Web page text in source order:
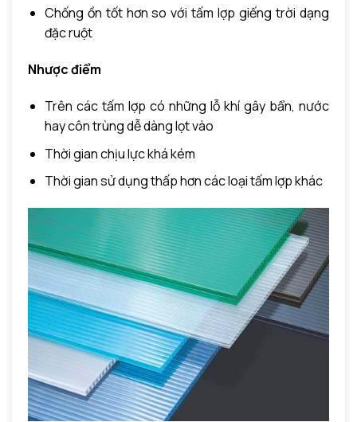
Chống ồn tốt hơn so với tấm lợp giếng trời dạng
đặc ruột
Nhược điểm
Trên các tấm lợp có những lỗ khí gây bẩn, nước
hay côn trùng dễ dàng lọt vào
Thời gian chịu lực khá kém
Thời gian sử dụng thấp hơn các loại tấm lợp khác